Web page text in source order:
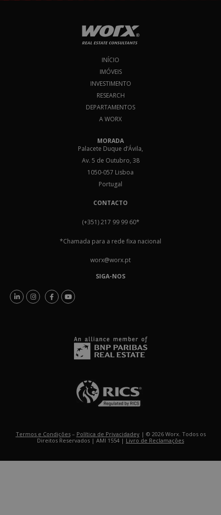
INÍCIO
IMÓVEIS
INVESTIMENTO
RESEARCH
DEPARTAMENTOS
A WORX
MORADA
Palacete Duque d’Ávila,
Av. 5 de Outubro, 38
1050-057 Lisboa
Portugal
CONTACTO
(+351) 217 99 99 60*
*Chamada para a rede fixa nacional
worx@worx.pt
SIGA-NOS
Termos e Condições– Política de Privacidadey| © 2026 Worx. Todos os
Direitos Reservados | AMI 1554 | Livro de Reclamações